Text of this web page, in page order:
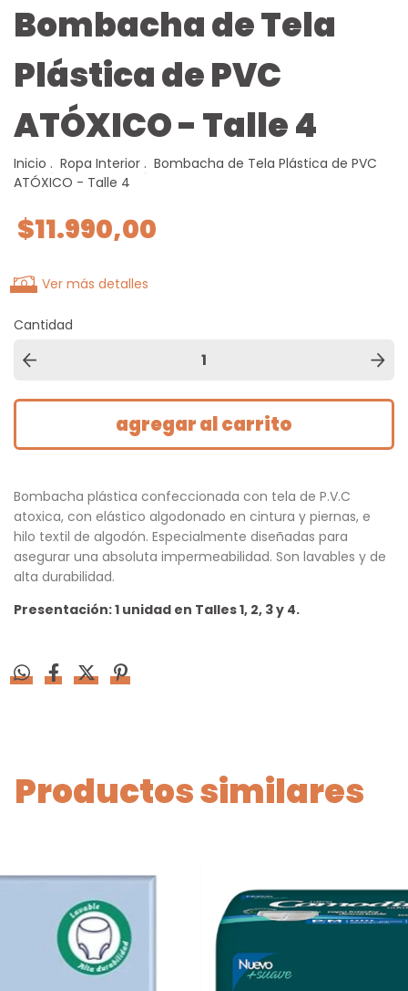
Bombacha de Tela
Plástica de PVC
ATÓXICO - Talle 4
Inicio . Ropa Interior . Bombacha de Tela Plástica de PVC
ATÓXICO - Talle 4
$11.990,00
Ver más detalles
Cantidad
Bombacha plástica confeccionada con tela de P.V.C
atoxica, con elástico algodonado en cintura y piernas, e
hilo textil de algodón. Especialmente diseñadas para
asegurar una absoluta impermeabilidad. Son lavables y de
alta durabilidad.
Presentación: 1 unidad en Talles 1, 2, 3 y 4.
Productos similares